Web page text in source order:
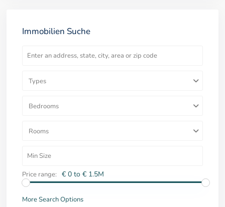
Immobilien Suche
Types
Bedrooms
Rooms
Price range: € 0 to € 1.5M
More Search Options